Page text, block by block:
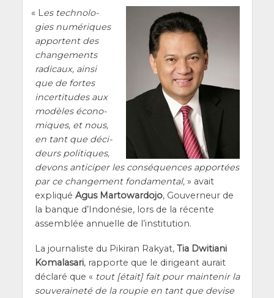
« Les tech­no­lo­
gies numé­riques
apportent des
chan­ge­ments
radi­caux, ain­si
que de fortes
incer­ti­tudes aux
modèles éco­no­
miques, et nous,
en tant que déci­
deurs poli­tiques,
devons anti­ci­per les consé­quences appor­tées
par ce chan­ge­ment fon­da­men­tal,» avait
expli­qué Agus Mar­to­war­do­jo, Gou­ver­neur de
la banque d’In­do­né­sie, lors de la récente
assem­blée annuelle de l’institution.
La jour­na­liste du Piki­ran Rakyat, Tia Dwi­tia­ni
Koma­la­sa­ri, rap­porte que le diri­geant aurait
décla­ré que « tout [était] fait pour main­te­nir la
sou­ve­rai­ne­té de la rou­pie en tant que devise